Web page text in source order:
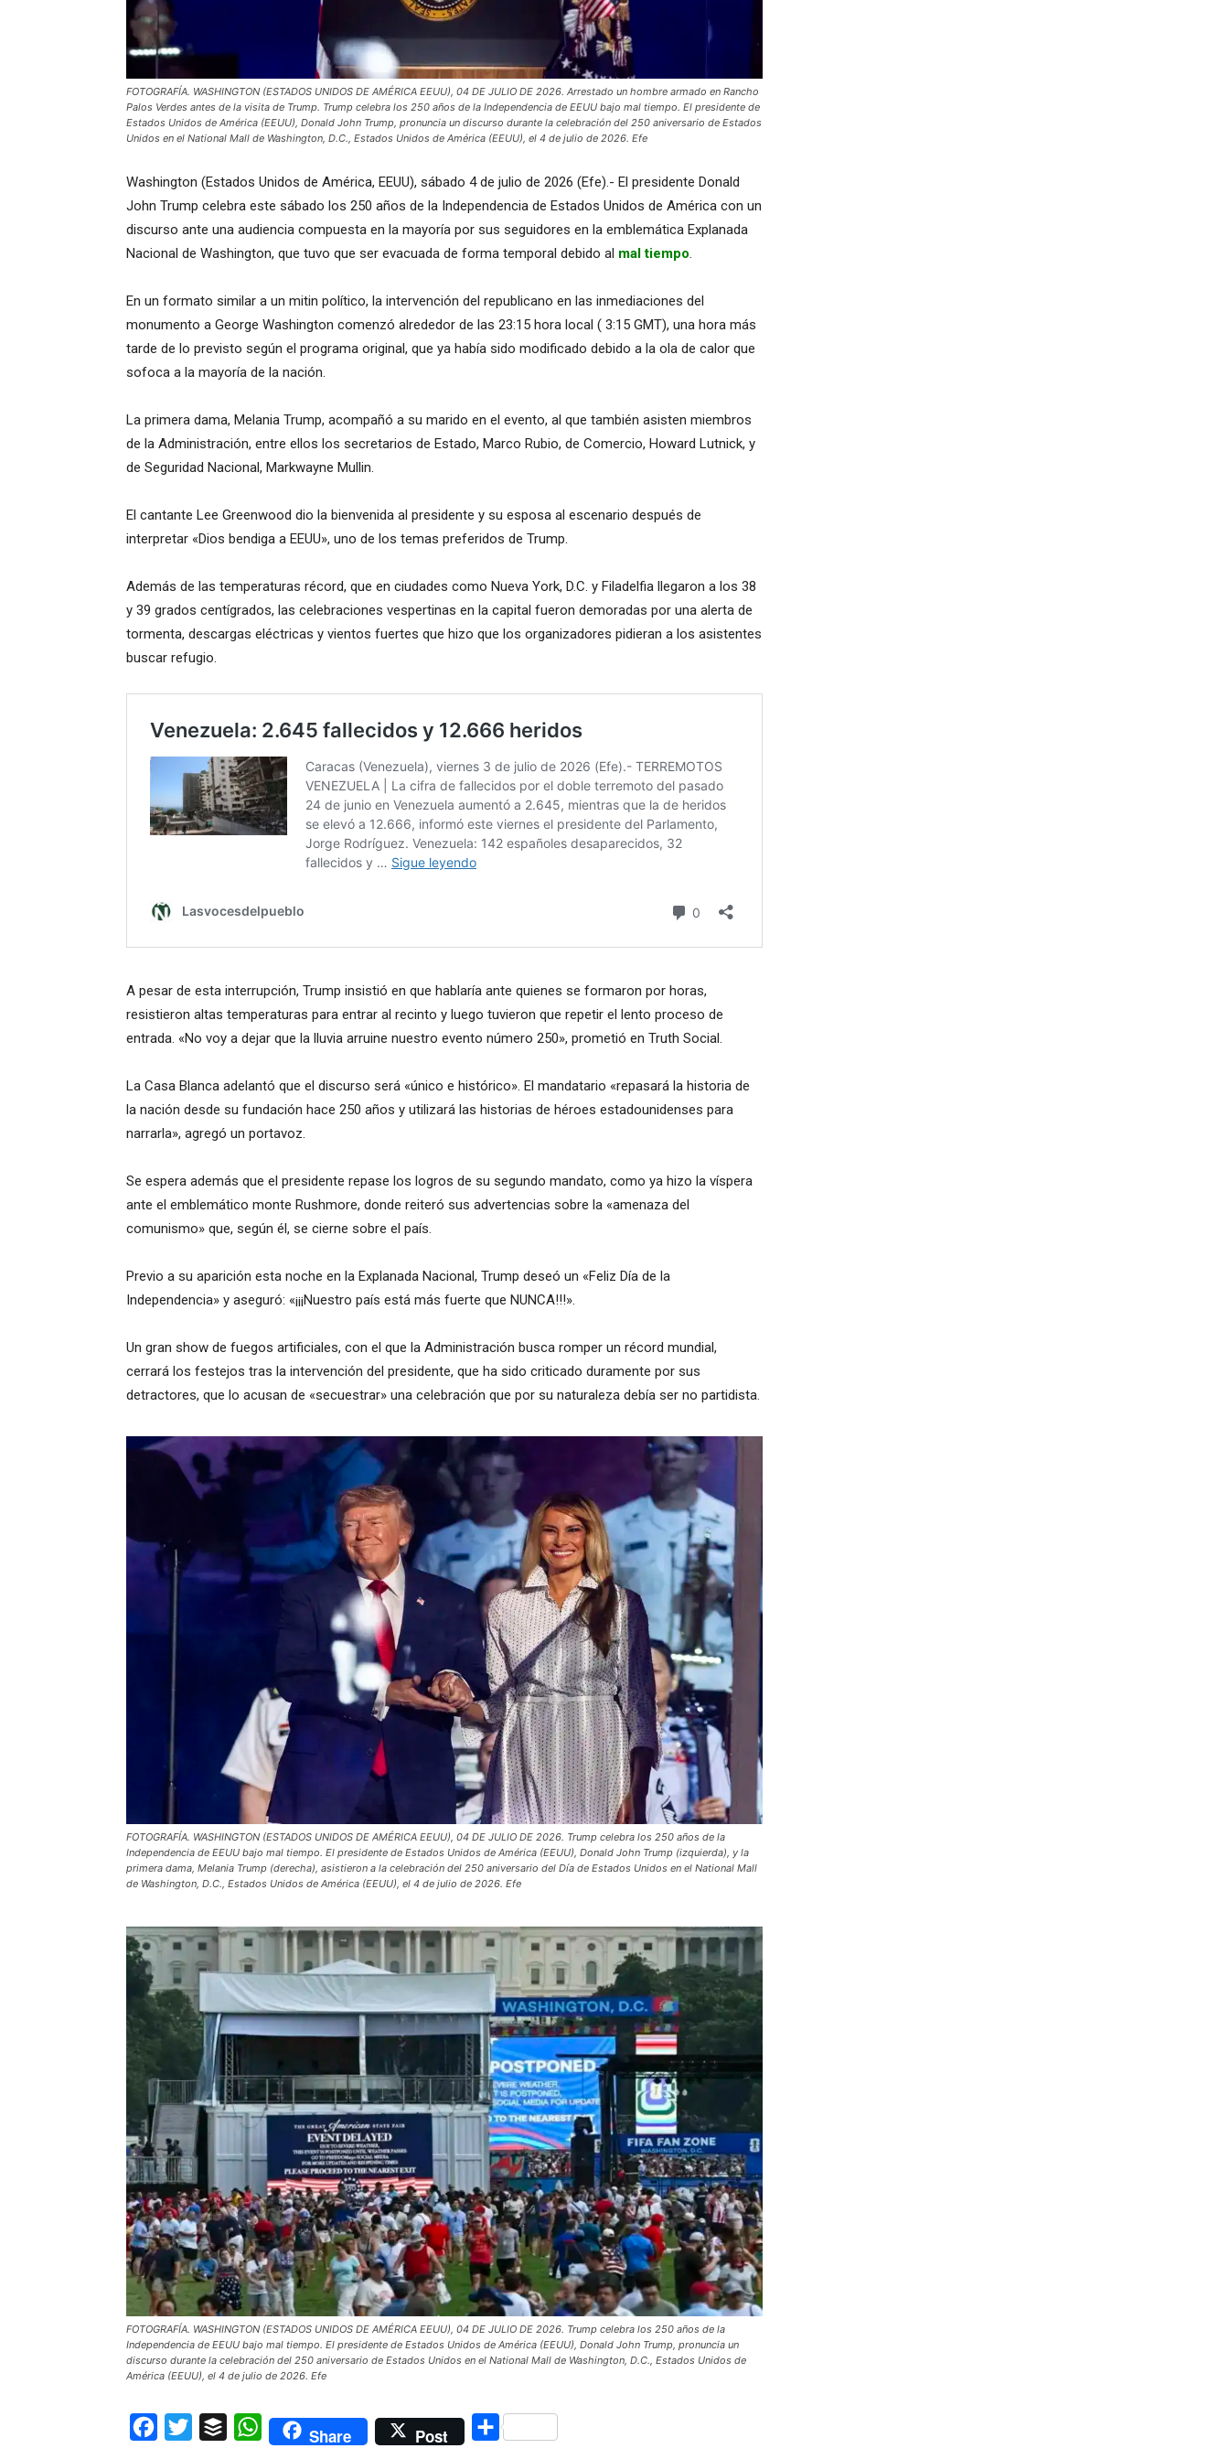
FOTOGRAFÍA. WASHINGTON (ESTADOS UNIDOS DE AMÉRICA EEUU), 04 DE JULIO DE 2026. Arrestado un hombre armado en Rancho
Palos Verdes antes de la visita de Trump. Trump celebra los 250 años de la Independencia de EEUU bajo mal tiempo. El presidente de
Estados Unidos de América (EEUU), Donald John Trump, pronuncia un discurso durante la celebración del 250 aniversario de Estados
Unidos en el National Mall de Washington, D.C., Estados Unidos de América (EEUU), el 4 de julio de 2026. Efe
Washington (Estados Unidos de América, EEUU), sábado 4 de julio de 2026 (Efe).- El presidente Donald
John Trump celebra este sábado los 250 años de la Independencia de Estados Unidos de América con un
discurso ante una audiencia compuesta en la mayoría por sus seguidores en la emblemática Explanada
Nacional de Washington, que tuvo que ser evacuada de forma temporal debido al mal tiempo.
En un formato similar a un mitin político, la intervención del republicano en las inmediaciones del
monumento a George Washington comenzó alrededor de las 23:15 hora local ( 3:15 GMT), una hora más
tarde de lo previsto según el programa original, que ya había sido modificado debido a la ola de calor que
sofoca a la mayoría de la nación.
La primera dama, Melania Trump, acompañó a su marido en el evento, al que también asisten miembros
de la Administración, entre ellos los secretarios de Estado, Marco Rubio, de Comercio, Howard Lutnick, y
de Seguridad Nacional, Markwayne Mullin.
El cantante Lee Greenwood dio la bienvenida al presidente y su esposa al escenario después de
interpretar «Dios bendiga a EEUU», uno de los temas preferidos de Trump.
Además de las temperaturas récord, que en ciudades como Nueva York, D.C. y Filadelfia llegaron a los 38
y 39 grados centígrados, las celebraciones vespertinas en la capital fueron demoradas por una alerta de
tormenta, descargas eléctricas y vientos fuertes que hizo que los organizadores pidieran a los asistentes
buscar refugio.
A pesar de esta interrupción, Trump insistió en que hablaría ante quienes se formaron por horas,
resistieron altas temperaturas para entrar al recinto y luego tuvieron que repetir el lento proceso de
entrada. «No voy a dejar que la lluvia arruine nuestro evento número 250», prometió en Truth Social.
La Casa Blanca adelantó que el discurso será «único e histórico». El mandatario «repasará la historia de
la nación desde su fundación hace 250 años y utilizará las historias de héroes estadounidenses para
narrarla», agregó un portavoz.
Se espera además que el presidente repase los logros de su segundo mandato, como ya hizo la víspera
ante el emblemático monte Rushmore, donde reiteró sus advertencias sobre la «amenaza del
comunismo» que, según él, se cierne sobre el país.
Previo a su aparición esta noche en la Explanada Nacional, Trump deseó un «Feliz Día de la
Independencia» y aseguró: «¡¡¡Nuestro país está más fuerte que NUNCA!!!».
Un gran show de fuegos artificiales, con el que la Administración busca romper un récord mundial,
cerrará los festejos tras la intervención del presidente, que ha sido criticado duramente por sus
detractores, que lo acusan de «secuestrar» una celebración que por su naturaleza debía ser no partidista.
FOTOGRAFÍA. WASHINGTON (ESTADOS UNIDOS DE AMÉRICA EEUU), 04 DE JULIO DE 2026. Trump celebra los 250 años de la
Independencia de EEUU bajo mal tiempo. El presidente de Estados Unidos de América (EEUU), Donald John Trump (izquierda), y la
primera dama, Melania Trump (derecha), asistieron a la celebración del 250 aniversario del Día de Estados Unidos en el National Mall
de Washington, D.C., Estados Unidos de América (EEUU), el 4 de julio de 2026. Efe
FOTOGRAFÍA. WASHINGTON (ESTADOS UNIDOS DE AMÉRICA EEUU), 04 DE JULIO DE 2026. Trump celebra los 250 años de la
Independencia de EEUU bajo mal tiempo. El presidente de Estados Unidos de América (EEUU), Donald John Trump, pronuncia un
discurso durante la celebración del 250 aniversario de Estados Unidos en el National Mall de Washington, D.C., Estados Unidos de
América (EEUU), el 4 de julio de 2026. Efe
Facebook
Twitter Buffer WhatsAppShare Post Compartir